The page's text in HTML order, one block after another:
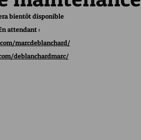
bientôt disponible
attendant :
marcdeblanchard/
deblanchardmarc/